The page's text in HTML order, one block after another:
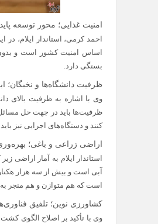
امنیت غذایی؛ محور توسعه
احمد کرمی، استاندار ایلام،
اساس امنیت کشور است و بدون
بستگی دارد.
ظرفیت دانشگاه‌ها و نخبگان؛
وی با اشاره به ظرفیت بالای
ظرفیت‌ها باید در جهت حل مسائل
کنند و دستگاه‌های اجرایی نیز
اراضی زراعی و باغی؛
آبی است و بیش از سه هزار
است که هم متوازن و هم منجر به
کشاورزی نوین؛ تلفیق
وی با تأکید بر اصلاح الگوی